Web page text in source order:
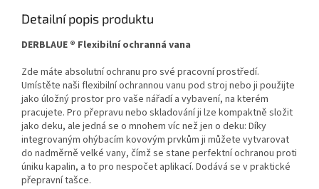
Detailní popis produktu
DERBLAUE ® Flexibilní ochranná vana
Zde máte absolutní ochranu pro své pracovní prostředí.
Umístěte naši flexibilní ochrannou vanu pod stroj nebo ji použijte
jako úložný prostor pro vaše nářadí a vybavení, na kterém
pracujete. Pro přepravu nebo skladování ji lze kompaktně složit
jako deku, ale jedná se o mnohem víc než jen o deku: Díky
integrovaným ohýbacím kovovým prvkům ji můžete vytvarovat
do nadměrně velké vany, čímž se stane perfektní ochranou proti
úniku kapalin, a to pro nespočet aplikací. Dodává se v praktické
přepravní tašce.